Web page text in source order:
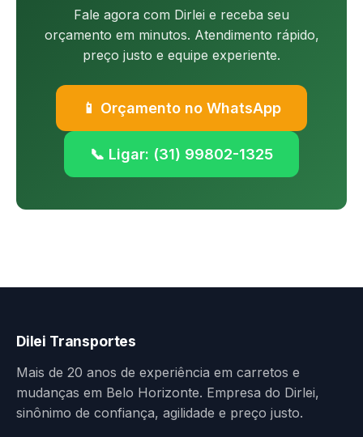
Fale agora com Dirlei e receba seu
orçamento em minutos. Atendimento rápido,
preço justo e equipe experiente.
📱 Orçamento no WhatsApp
📞 Ligar: (31) 99802-1325
Dilei Transportes
Mais de 20 anos de experiência em carretos e
mudanças em Belo Horizonte. Empresa do Dirlei,
sinônimo de confiança, agilidade e preço justo.